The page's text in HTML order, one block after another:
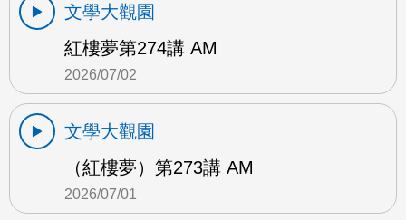
文學大觀園
紅樓夢第274講 AM
2026/07/02
文學大觀園
（紅樓夢）第273講 AM
2026/07/01